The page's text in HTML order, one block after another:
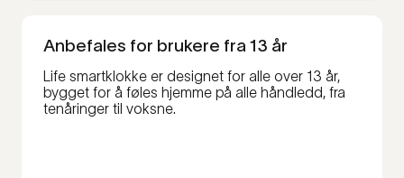
Anbefales for brukere fra 13 år
Life smartklokke er designet for alle over 13 år,
bygget for å føles hjemme på alle håndledd, fra
tenåringer til voksne.